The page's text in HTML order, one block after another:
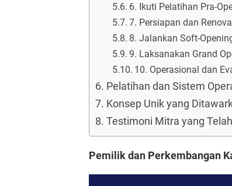
6. Ikuti Pelatihan Pra-
7. Persiapan dan
8. Jalankan Soft-
9. Laksanakan Grand
10. Operasional dan
Pelatihan dan Sistem
Konsep Unik yang
Testimoni Mitra yang
Pemilik dan Perkembangan